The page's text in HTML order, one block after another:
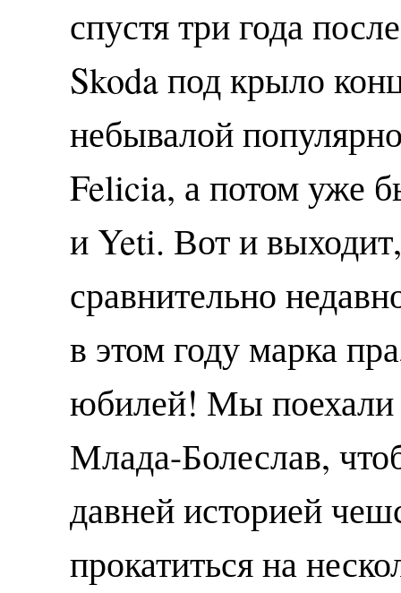
спустя три года
Skoda под крыло
небывалой
Felicia, а потом уже
и Yeti. Вот и
сравнительно
в этом году марка
юбилей! Мы поехали
Млада-Болеслав,
давней историей
прокатиться на